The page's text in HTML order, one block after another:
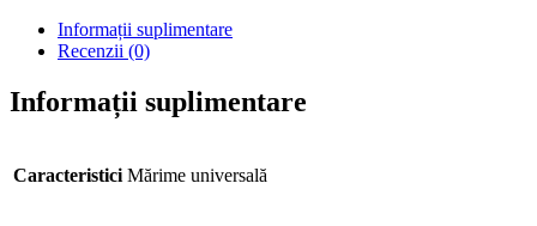
Informații suplimentare
Recenzii (0)
Informații suplimentare
Caracteristici Mărime universală